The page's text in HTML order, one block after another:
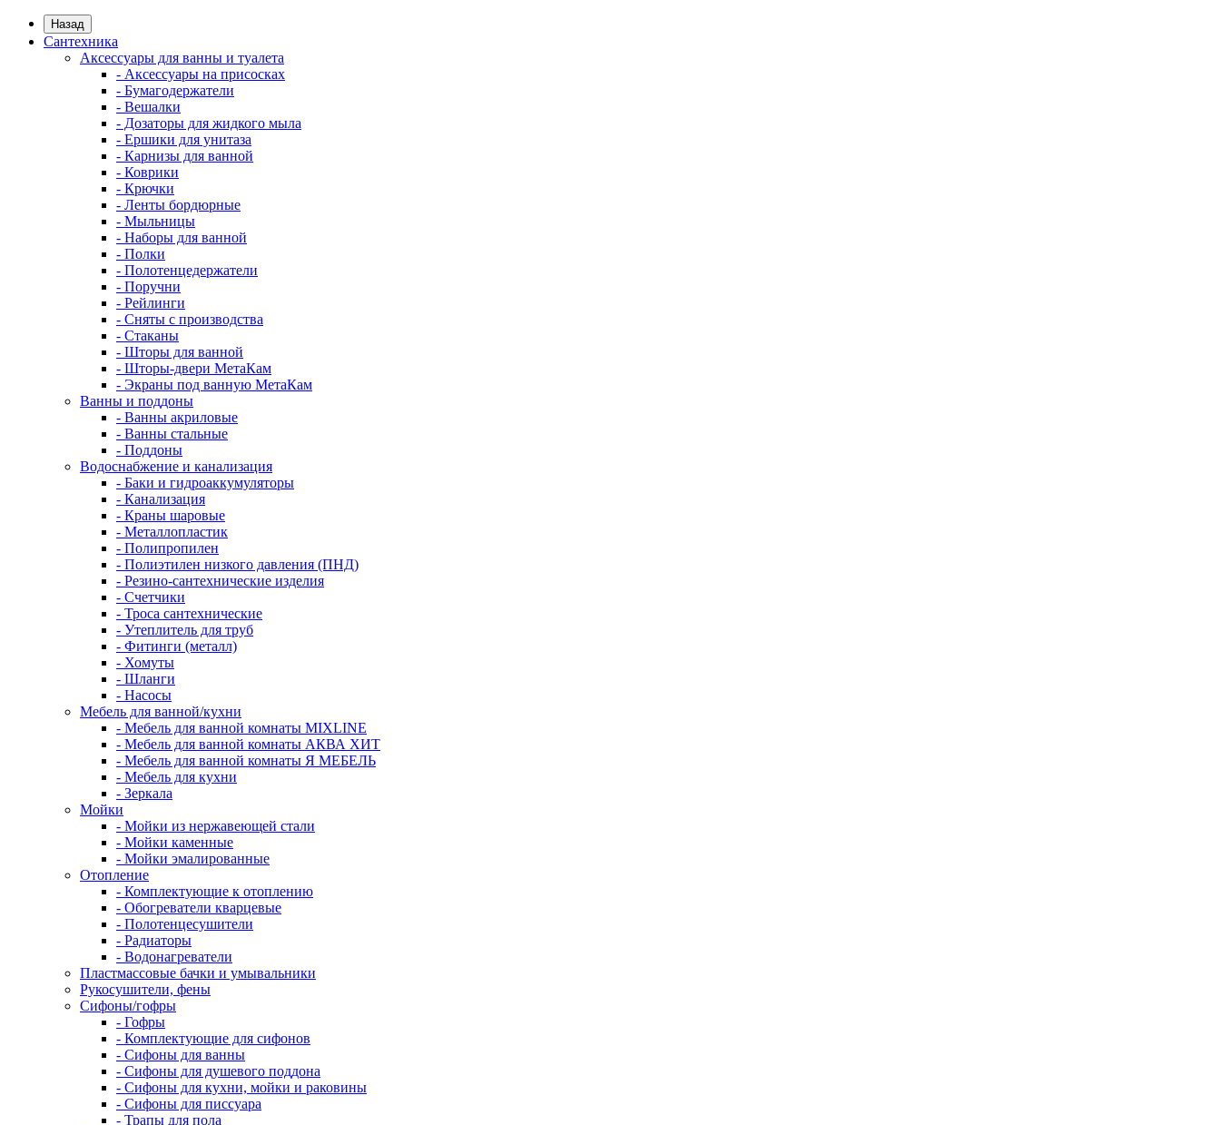
Назад
Сантехника
Аксессуары для ванны и туалета
- Аксессуары на присосках
- Бумагодержатели
- Вешалки
- Дозаторы для жидкого мыла
- Ершики для унитаза
- Карнизы для ванной
- Коврики
- Крючки
- Ленты бордюрные
- Мыльницы
- Наборы для ванной
- Полки
- Полотенцедержатели
- Поручни
- Рейлинги
- Сняты с производства
- Стаканы
- Шторы для ванной
- Шторы-двери МетаКам
- Экраны под ванную МетаКам
Ванны и поддоны
- Ванны акриловые
- Ванны стальные
- Поддоны
Водоснабжение и канализация
- Баки и гидроаккумуляторы
- Канализация
- Краны шаровые
- Металлопластик
- Полипропилен
- Полиэтилен низкого давления (ПНД)
- Резино-сантехнические изделия
- Счетчики
- Троса сантехнические
- Утеплитель для труб
- Фитинги (металл)
- Хомуты
- Шланги
- Насосы
Мебель для ванной/кухни
- Мебель для ванной комнаты MIXLINE
- Мебель для ванной комнаты АКВА ХИТ
- Мебель для ванной комнаты Я МЕБЕЛЬ
- Мебель для кухни
- Зеркала
Мойки
- Мойки из нержавеющей стали
- Мойки каменные
- Мойки эмалированные
Отопление
- Комплектующие к отоплению
- Обогреватели кварцевые
- Полотенцесушители
- Радиаторы
- Водонагреватели
Пластмассовые бачки и умывальники
Рукосушители, фены
Сифоны/гофры
- Гофры
- Комплектующие для сифонов
- Сифоны для ванны
- Сифоны для душевого поддона
- Сифоны для кухни, мойки и раковины
- Сифоны для писсуара
- Трапы для пола